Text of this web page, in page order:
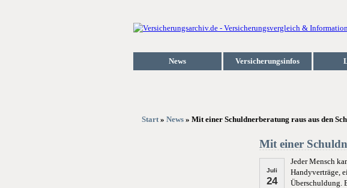
News Versicherungsinfos
Start» News » Mit einer Schuldnerberatung raus aus den
Mit einer
Juli
24
Jeder Mensch
Handyverträge,
Überschuldung.